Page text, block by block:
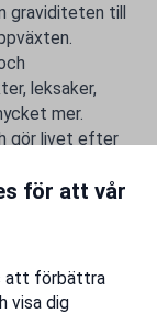
graviditeten till
leksaker,
mer.
gör livet efter
för att vår
att förbättra
visa dig